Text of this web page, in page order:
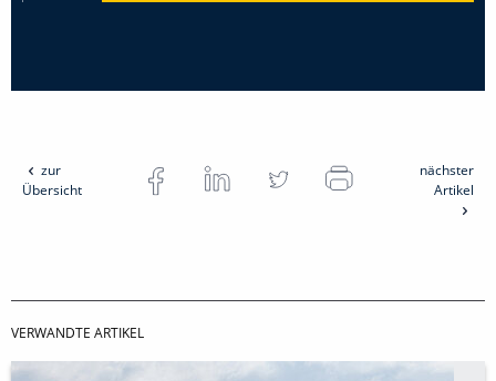
zur
Übersicht
nächster
Artikel
VERWANDTE ARTIKEL